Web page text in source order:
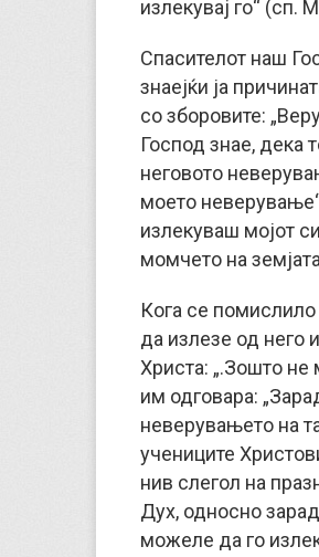
излекувај го“ (сп.
Спасителот наш
знаејќи ја
со зборовите:
Господ знае, дека
неговото
моето
излекуваш мојот
момчето на
Кога се
да излезе од него
Христа: „.Зошто не
им одговара:
неверувањето на
учениците
нив слегол на
Дух, односно
можеле да го